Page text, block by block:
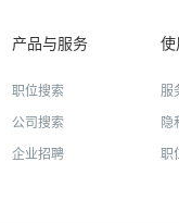
产品与服务
职位搜索
公司搜索
企业招聘
服
隐
职